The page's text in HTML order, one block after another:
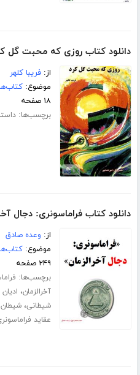
دانلود کتاب روزی که محبت گل
از:فریبا کلهر
موضوع:
۱۸ صفحه
برچسب‌ها:
دانلود کتاب فراماسونری: دجال
از: وعده صادق
موضوع:
۲۴۹ صفحه
برچسب‌ها:
آخرالزمان،
شیطانی،
عقاید